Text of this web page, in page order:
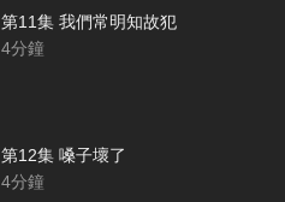
第11集 我們常明知故犯
4分鐘
第12集 嗓子壞了
4分鐘